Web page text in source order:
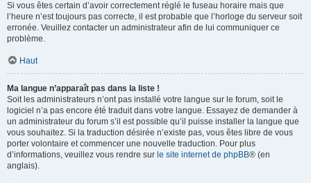
Si vous êtes certain d’avoir correctement réglé le fuseau horaire mais que
l’heure n’est toujours pas correcte, il est probable que l’horloge du serveur soit
erronée. Veuillez contacter un administrateur afin de lui communiquer ce
problème.
Haut
Ma langue n’apparaît pas dans la liste !
Soit les administrateurs n’ont pas installé votre langue sur le forum, soit le
logiciel n’a pas encore été traduit dans votre langue. Essayez de demander à
un administrateur du forum s’il est possible qu’il puisse installer la langue que
vous souhaitez. Si la traduction désirée n’existe pas, vous êtes libre de vous
porter volontaire et commencer une nouvelle traduction. Pour plus
d’informations, veuillez vous rendre sur le site internet de phpBB® (en
anglais).